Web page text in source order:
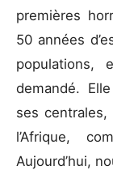
premières
50 années
populations,
demandé.
ses
l’Afrique,
Aujourd’hui,